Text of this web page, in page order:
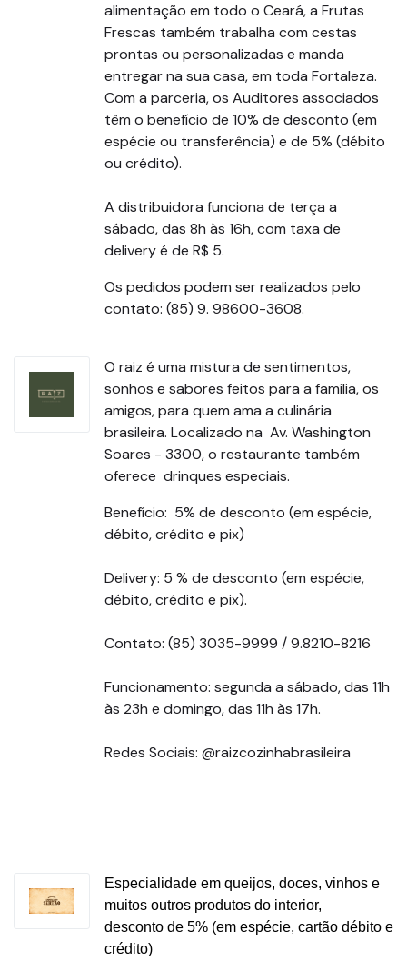
alimentação em todo o Ceará, a Frutas
Frescas também trabalha com cestas
prontas ou personalizadas e manda
entregar na sua casa, em toda Fortaleza.
Com a parceria, os Auditores associados
têm o benefício de 10% de desconto (em
espécie ou transferência) e de 5% (débito
ou crédito).
A distribuidora funciona de terça a
sábado, das 8h às 16h, com taxa de
delivery é de R$ 5.
Os pedidos podem ser realizados pelo
contato: (85) 9. 98600-3608.
O raiz é uma mistura de sentimentos,
sonhos e sabores feitos para a família, os
amigos, para quem ama a culinária
brasileira. Localizado na Av. Washington
Soares - 3300, o restaurante também
oferece drinques especiais.
Benefício: 5% de desconto (em espécie,
débito, crédito e pix)
Delivery: 5 % de desconto (em espécie,
débito, crédito e pix).
Contato: (85) 3035-9999 / 9.8210-8216
Funcionamento: segunda a sábado, das 11h
às 23h e domingo, das 11h às 17h.
Redes Sociais: @raizcozinhabrasileira
Especialidade em queijos, doces, vinhos e
muitos outros produtos do interior,
desconto de 5% (em espécie, cartão débito e
crédito)